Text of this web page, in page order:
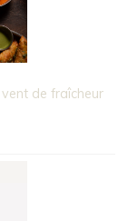
de fraîcheur